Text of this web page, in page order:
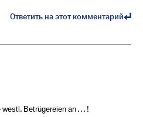
Ответить на этот комментарий
Betrügereien an . . . !